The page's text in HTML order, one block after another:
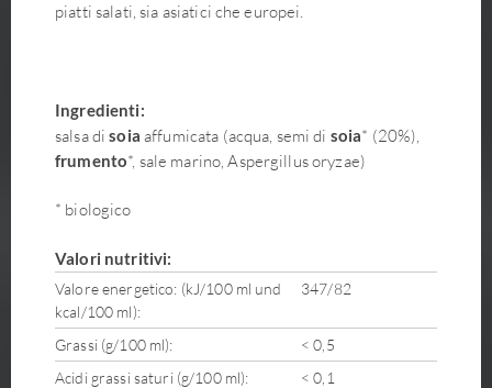
piatti salati, sia asiatici che europei.
Ingredienti:
salsa disoia affumicata (acqua, semi di soia* (20%),
frumento*, sale marino, Aspergillus oryzae)
* biologico
Valori nutritivi:
Valore energetico: (kJ/100 ml und
kcal/100 ml):
347/82
Grassi (g/100 ml):
< 0,5
Acidi grassi saturi (g/100 ml):
< 0,1